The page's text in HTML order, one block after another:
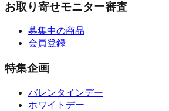
お取り寄せモニター審査
募集中の商品
会員登録
特集企画
バレンタインデー
ホワイトデー